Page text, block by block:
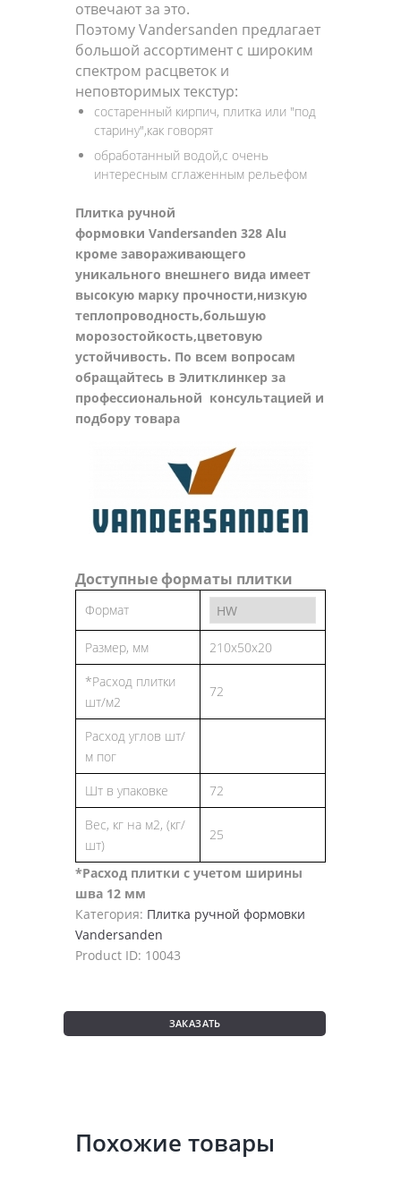
отвечают за это.
Поэтому Vandersanden предлагает
большой ассортимент с широким
спектром расцветок и
неповторимых текстур:
состаренный кирпич, плитка или "под
старину",как говорят
обработанный водой,с очень
интересным сглаженным рельефом
Плитка ручной
формовки Vandersanden 328 Alu
кроме завораживающего
уникального внешнего вида имеет
высокую марку прочности,низкую
теплопроводность,большую
морозостойкость,цветовую
устойчивость. По всем вопросам
обращайтесь в Элитклинкер за
профессиональной консультацией и
подбору товара
Доступные форматы плитки
Формат
Размер, мм
210x50x20
*Расход плитки
шт/м2
72
Расход углов шт/
м пог
Шт в упаковке
72
Вес, кг на м2, (кг/
шт)
25
*Расход плитки с учетом ширины
шва 12 мм
Категория: Плитка ручной формовки
Vandersanden
Product ID: 10043
ЗАКАЗАТЬ
Похожие товары